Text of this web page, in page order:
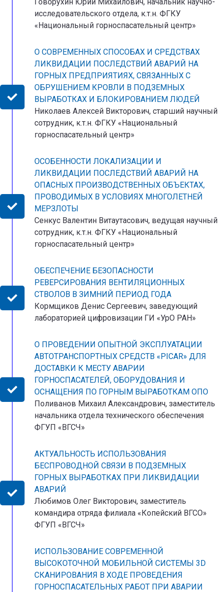
исследовательского отдела, к.т.н. ФГКУ
«Национальный горноспасательный центр»
О СОВРЕМЕННЫХ СПОСОБАХ И СРЕДСТВАХ
ЛИКВИДАЦИИ ПОСЛЕДСТВИЙ АВАРИЙ НА
ГОРНЫХ ПРЕДПРИЯТИЯХ, СВЯЗАННЫХ С
ОБРУШЕНИЕМ КРОВЛИ В ПОДЗЕМНЫХ
ВЫРАБОТКАХ И БЛОКИРОВАНИЕМ ЛЮДЕЙ
Николаев Алексей Викторович, старший научный
сотрудник, к.т.н. ФГКУ «Национальный
горноспасательный центр»
ОСОБЕННОСТИ ЛОКАЛИЗАЦИИ И
ЛИКВИДАЦИИ ПОСЛЕДСТВИЙ АВАРИЙ НА
ОПАСНЫХ ПРОИЗВОДСТВЕННЫХ ОБЪЕКТАХ,
ПРОВОДИМЫХ В УСЛОВИЯХ МНОГОЛЕТНЕЙ
МЕРЗЛОТЫ
Сенкус Валентин Витаутасович, ведущая научный
сотрудник, к.т.н. ФГКУ «Национальный
горноспасательный центр»
ОБЕСПЕЧЕНИЕ БЕЗОПАСНОСТИ
РЕВЕРСИРОВАНИЯ ВЕНТИЛЯЦИОННЫХ
СТВОЛОВ В ЗИМНИЙ ПЕРИОД ГОДА
Кормщиков Денис Сергеевич, заведующий
лабораторией цифровизации ГИ «УрО РАН»
О ПРОВЕДЕНИИ ОПЫТНОЙ ЭКСПЛУАТАЦИИ
АВТОТРАНСПОРТНЫХ СРЕДСТВ «PICAR» ДЛЯ
ДОСТАВКИ К МЕСТУ АВАРИИ
ГОРНОСПАСАТЕЛЕЙ, ОБОРУДОВАНИЯ И
ОСНАЩЕНИЯ ПО ГОРНЫМ ВЫРАБОТКАМ ОПО
Поливанов Михаил Александрович, заместитель
начальника отдела технического обеспечения
ФГУП «ВГСЧ»
АКТУАЛЬНОСТЬ ИСПОЛЬЗОВАНИЯ
БЕСПРОВОДНОЙ СВЯЗИ В ПОДЗЕМНЫХ
ГОРНЫХ ВЫРАБОТКАХ ПРИ ЛИКВИДАЦИИ
АВАРИЙ
Любимов Олег Викторович, заместитель
командира отряда филиала «Копейский ВГСО»
ФГУП «ВГСЧ»
ИСПОЛЬЗОВАНИЕ СОВРЕМЕННОЙ
ВЫСОКОТОЧНОЙ МОБИЛЬНОЙ СИСТЕМЫ 3D
СКАНИРОВАНИЯ В ХОДЕ ПРОВЕДЕНИЯ
ГОРНОСПАСАТЕЛЬНЫХ РАБОТ ПРИ АВАРИИ